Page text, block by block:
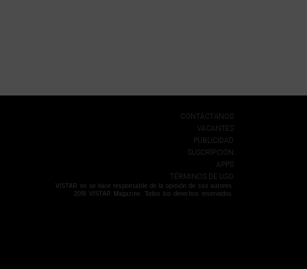
CONTÁCTANOS
VACANTES
PUBLICIDAD
SUSCRIPCIÓN
APPS
TÉRMINOS DE USO
VISTAR no se hace responsable de la opinión de sus autores.
2018 VISTAR Magazine. Todos los derechos reservados.